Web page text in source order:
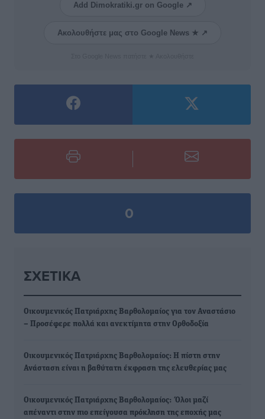
Add Dimokratiki.gr on Google ↗
Ακολουθήστε μας στο Google News ★ ↗
0
ΣΧΕΤΙΚΆ
Οικουμενικός Πατριάρχης Βαρθολομαίος για τον Αναστάσιο
– Προσέφερε πολλά και ανεκτίμητα στην Ορθοδοξία
Οικουμενικός Πατριάρχης Βαρθολομαίος: Η πίστη στην
Ανάσταση είναι η βαθύτατη έκφραση της ελευθερίας μας
Οικουμενικός Πατριάρχης Βαρθολομαίος: Όλοι μαζί
απέναντι στην πιο επείγουσα πρόκληση της εποχής μας